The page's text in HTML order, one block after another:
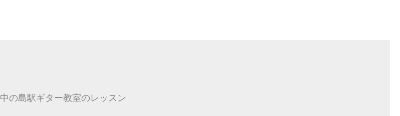
中の島駅ギター教室のレッスン